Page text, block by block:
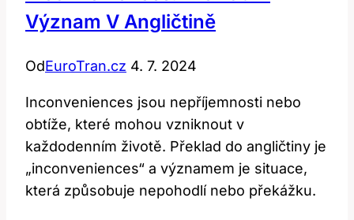
Význam V Angličtině
OdEuroTran.cz 4. 7. 2024
Inconveniences jsou nepříjemnosti nebo
obtíže, které mohou vzniknout v
každodenním životě. Překlad do angličtiny je
„inconveniences“ a významem je situace,
která způsobuje nepohodlí nebo překážku.